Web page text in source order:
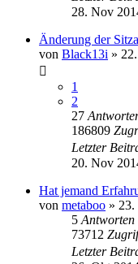
28. Nov
Änderung der
von Black13i »
1
2
27
186809
Letzter
20. Nov
Hat jemand
von metaboo » 23.
5 Antworten
73712
Letzter